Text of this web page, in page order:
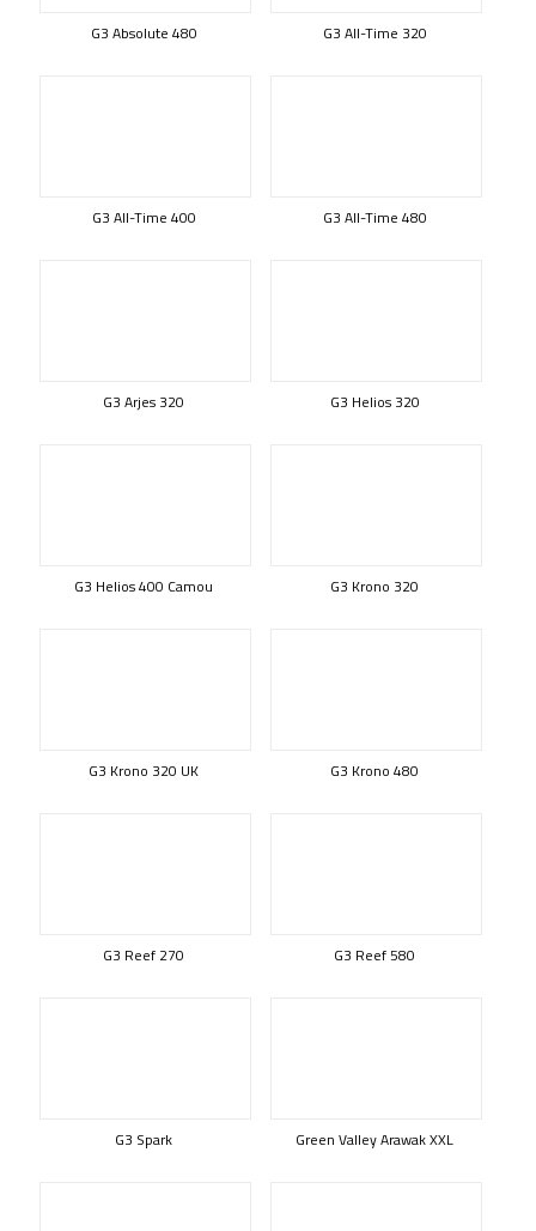
G3 Absolute 480 G3 All-Time 320
G3 All-Time 400 G3 All-Time 480
G3 Arjes 320 G3 Helios 320
G3 Helios 400 Camou G3 Krono 320
G3 Krono 320 UK G3 Krono 480
G3 Reef 270 G3 Reef 580
G3 Spark Green Valley Arawak XXL